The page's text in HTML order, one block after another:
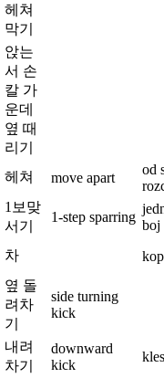
헤쳐
막기
앉는
서 손
칼 가
운데
옆 때
리기
헤쳐 move apart
od
1보맞
서기
1-step sparring
boj
차
옆 돌
려차
기
side turning
kick
내려
차기
downward
kick